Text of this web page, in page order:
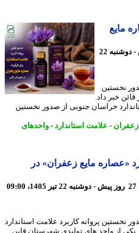
27 روز پیش - دوشنبه 22
خبر داد.
خراسان جنوبی از صدور نخستین
- علامت استاندارد- واحدهای
مایع زعفران» در
پروانه کاربرد علامت استاندارد
واحد های تولیدی شهرستان قاین